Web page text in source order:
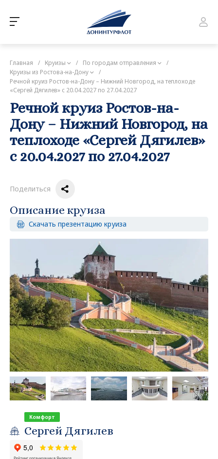
Главная / Круизы / По городам отправления
/
Круизы из Ростова-на-Дону
/
Речной круиз Ростов-на-Дону – Нижний Новгород, на теплоходе
«Сергей Дягилев» с 20.04.2027 по 27.04.2027
Речной круиз Ростов-на-
Дону – Нижний Новгород, на
теплоходе «Сергей Дягилев»
с 20.04.2027 по 27.04.2027
Поделиться
Описание круиза
Скачать презентацию круиза
Комфорт
Сергей Дягилев